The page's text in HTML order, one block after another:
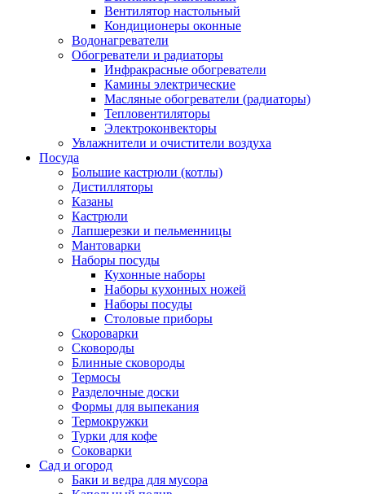
Вентилятор настольный
Кондиционеры оконные
Водонагреватели
Обогреватели и радиаторы
Инфракрасные обогреватели
Камины электрические
Масляные обогреватели (радиаторы)
Тепловентиляторы
Электроконвекторы
Увлажнители и очистители воздуха
Посуда
Большие кастрюли (котлы)
Дистилляторы
Казаны
Кастрюли
Лапшерезки и пельменницы
Мантоварки
Наборы посуды
Кухонные наборы
Наборы кухонных ножей
Наборы посуды
Столовые приборы
Скороварки
Сковороды
Блинные сковороды
Термосы
Разделочные доски
Формы для выпекания
Термокружки
Турки для кофе
Соковарки
Сад и огород
Баки и ведра для мусора